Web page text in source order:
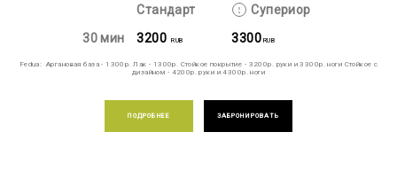
Стандарт
Супериор
30 мин
3200 RUB 3300 RUB
Fedua: Аргановая база - 1300р. Лак - 1300р. Стойкое покрытие - 3200р. руки и 3300р. ноги Стойкое с
дизайном - 4200р. руки и 4300р. ноги
ПОДРОБНЕЕ ЗАБРОНИРОВАТЬ